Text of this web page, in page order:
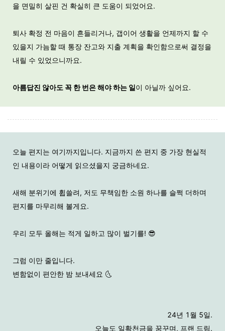
을 면밀히 살핀 건 확실히 큰 도움이 되었어요.
퇴사 확정 전 마음이 흔들리거나, 갭이어 생활을 언제까지 할 수
있을지 가늠할 때 통장 잔고와 지출 계획을 확인함으로써 결정을
내릴 수 있었으니까요.
아름답진 않아도 꼭 한 번은 해야 하는 일이 아닐까 싶어요.
오늘 편지는 여기까지입니다. 지금까지 쓴 편지 중 가장 현실적
인 내용이라 어떻게 읽으셨을지 궁금하네요.
새해 분위기에 휩쓸려, 저도 무책임한 소원 하나를 슬쩍 더하며
편지를 마무리해 볼게요.
우리 모두 올해는 적게 일하고 많이 벌기를! 😎
그럼 이만 줄입니다.
변함없이 편안한 밤 보내세요 🌜
24년 1월 5일.
오늘도 일확천금을 꿈꾸며, 프랜 드림.